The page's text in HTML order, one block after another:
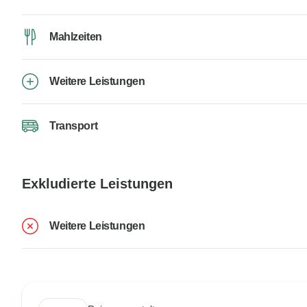
Mahlzeiten
Weitere Leistungen
Transport
Exkludierte Leistungen
Weitere Leistungen